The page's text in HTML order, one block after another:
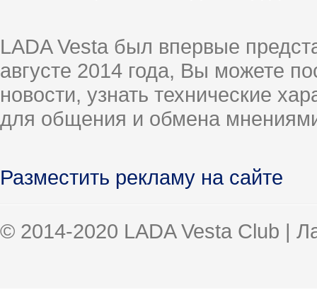
LADA Vesta был впервые
августе 2014 года, Вы можете
новости, узнать технические
для общения и обмена
Разместить рекламу на сайте
© 2014-2020 LADA Vesta Club |